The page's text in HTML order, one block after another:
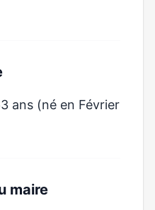
ans (né en Février
maire